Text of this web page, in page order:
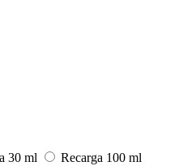
30 ml Recarga 100 ml